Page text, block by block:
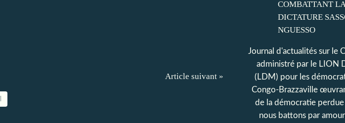
Article suivant »
Journal d'actualités sur le
administré par le LION
(LDM) pour les
Congo-Brazzaville
de la démocratie
nous battons par